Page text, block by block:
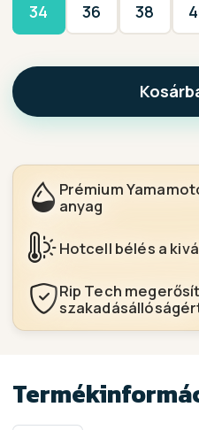
34 36 38
Prémium
anyag
Hotcell bélés a
Rip Tech